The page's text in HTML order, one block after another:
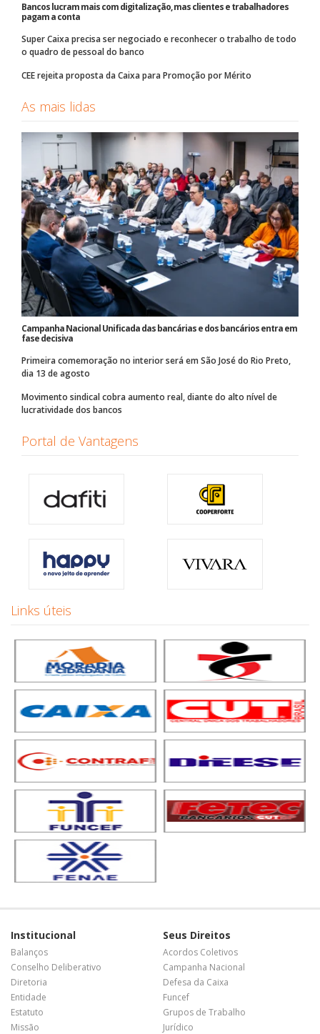
Bancos lucram mais com digitalização, mas clientes e trabalhadores
pagam a conta
Super Caixa precisa ser negociado e reconhecer o trabalho de todo
o quadro de pessoal do banco
CEE rejeita proposta da Caixa para Promoção por Mérito
As mais lidas
Campanha Nacional Unificada das bancárias e dos bancários entra em
fase decisiva
Primeira comemoração no interior será em São José do Rio Preto,
dia 13 de agosto
Movimento sindical cobra aumento real, diante do alto nível de
lucratividade dos bancos
Portal de Vantagens
Links úteis
Institucional
Balanços
Conselho Deliberativo
Diretoria
Entidade
Estatuto
Missão
Seus Direitos
Acordos Coletivos
Campanha Nacional
Defesa da Caixa
Funcef
Grupos de Trabalho
Jurídico